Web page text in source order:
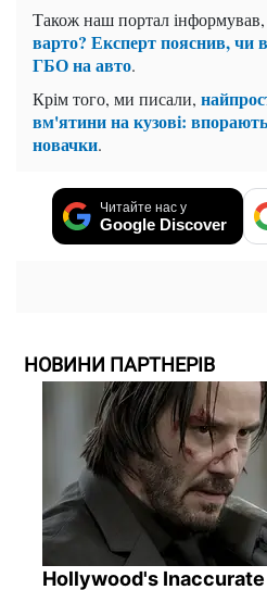
Також наш портал інформував,
варто? Експерт пояснив, чи
ГБО на авто.
Крім того, ми писали,
вм'ятини на кузові:
новачки.
Читайте нас у
Google Discover
НОВИНИ ПАРТНЕРІВ
Hollywood's